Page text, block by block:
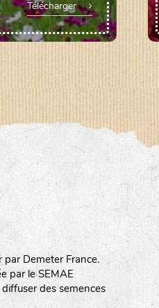
Télécharger
Demeter France.
par le SEMAE
des semences